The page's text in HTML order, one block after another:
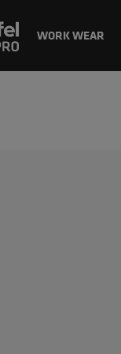
WORK WEAR